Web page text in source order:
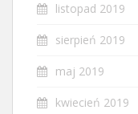
listopad 2019
sierpień 2019
maj 2019
kwiecień 2019